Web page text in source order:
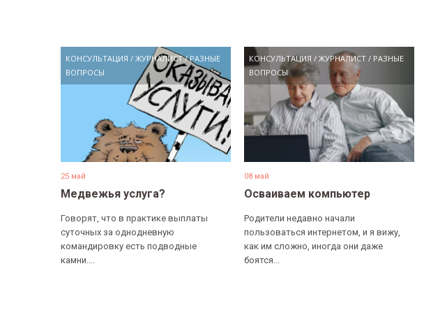
КОНСУЛЬТАЦИЯ / ЖУРНАЛИСТ/РАЗНЫЕ
ВОПРОСЫ
25 май
Медвежья услуга?
Говорят, что в практике выплаты
суточных за однодневную
командировку есть подводные
камни....
КОНСУЛЬТАЦИЯ /ЖУРНАЛИСТ / РАЗНЫЕ
ВОПРОСЫ
08 май
Осваиваем компьютер
Родители недавно начали
пользоваться интернетом, и я вижу,
как им сложно, иногда они даже
боятся...